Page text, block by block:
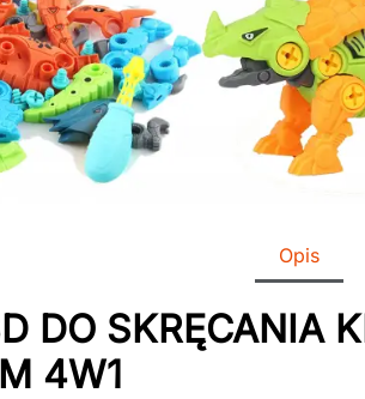
Opis
DO SKRĘCANIA
4W1